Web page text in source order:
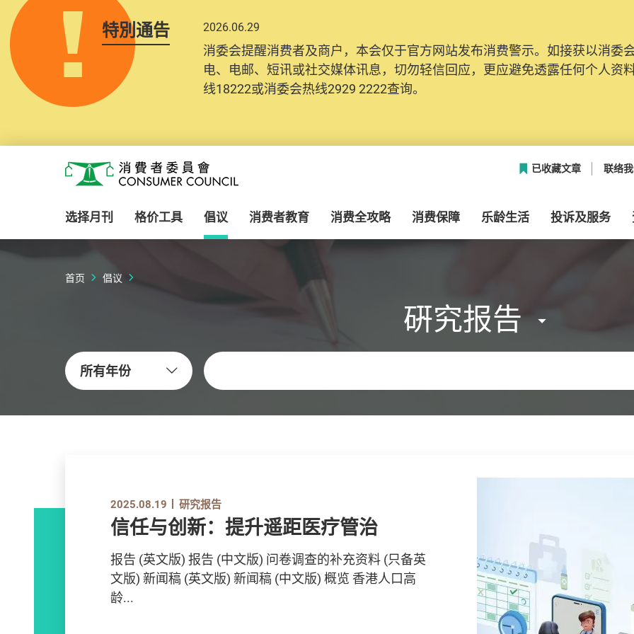
特別通告 2026.06.29
消委会提醒消费者及商户，本会仅于官方网站发布消费警示。如接获以消委
电、电邮、短讯或社交媒体讯息，切勿轻信回应，更应避免透露任何个人资
线18222或消委会热线2929 2222查询。
消费者委员会
已收藏文章 联络
选择月刊 格价工具 倡议 消费者教育 消费全攻略 消费保障 乐龄生活 投诉及服务
首页 倡议
硏究报告
所有年份
关键字
2021.06.17 研究报告
可持续消费 知行融乐–消费行为追踪
研究
报告(只备英文版) 报告摘要 简报 附件：问卷 新闻稿 概览
随着全球人口增长，过度的消费模式导致地球资源枯竭、
2025.08.19 研究报告
信任与创新：提升遥距医疗管治
报告 (英文版) 报告 (中文版) 问卷调查的补充资料 (只备英
文版) 新闻稿 (英文版) 新闻稿 (中文版) 概览 香港人口高
龄...
2025.03.06 研究报告
信心与价值：提升医疗价格透明度
报告 (只备英文版) 报告摘要 (中文版) 报告摘要 (英文版)
简报 (中文版) 简报 (英文版) 新闻稿 (中文版) 新闻稿 ...
2024.12.31 研究报告
香港银发经济消费者调查
报告 (中文版) 报告 (英文版) 背景 消费者委员会（「消委
会」）在2024年年中进行了「香港银发经济消费者调
查」，访问大约1,...
2024.02.21 研究报告
倡规范家居装修 建舒适美满之家
报告 (只备英文版) 报告摘要 (中文版) 报告摘要 (英文版)
简报 (中文版) 简报 (英文版) 新闻稿 (中文版) 新闻稿 ...
2023.05.04 研究报告
创优增值 – 提升香港物业管理费的透
明度和管治
报告 (只备英文版) 报告摘要 (中文版) 报告摘要 (英文版)
简报 (中文版) 简报 (英文版) 新闻稿 (中文版) 新闻稿 ...
2022.09.08 研究报告
道德与信心共融 促进电子商务人工智
能发展
报告 (只备英文版) 报告摘要 (中文版) 报告摘要 (英文版)
简报 (中文版) 简报 (英文版) 新闻稿 (中文版) 新闻稿 ...
2021.10.28 研究报告
「境外置业添保障」研究报告
报告(只备英文版) 报告摘要 简报 概览 购买境外物业近年
受到本地消费者追捧，这趋势亦从境外物业广告每天在各
种媒体上不断增加的数量...
2021.06.17 研究报告
可持续消费 知行融乐–消费行为追踪
研究
报告(只备英文版) 报告摘要 简报 附件：问卷 新闻稿 概览
随着全球人口增长，过度的消费模式导致地球资源枯竭、
2025.08.19 研究报告
信任与创新：提升遥距医疗管治
报告 (英文版) 报告 (中文版) 问卷调查的补充资料 (只备英
文版) 新闻稿 (英文版) 新闻稿 (中文版) 概览 香港人口高
龄...